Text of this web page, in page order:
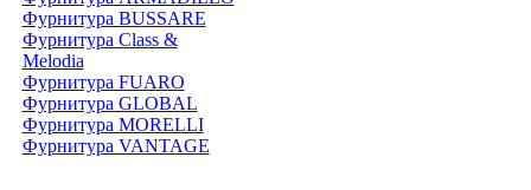
Фурнитура BUSSARE
Фурнитура Class &
Melodia
Фурнитура FUARO
Фурнитура GLOBAL
Фурнитура MORELLI
Фурнитура VANTAGE